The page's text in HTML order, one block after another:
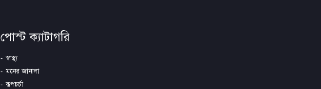
পোস্ট ক্যাটাগরি
স্বাস্থ্য
মনের জানালা
রূপচর্চা